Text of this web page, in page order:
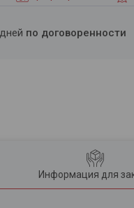
по договоренности
Информация для